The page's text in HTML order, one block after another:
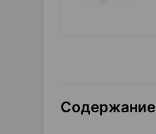
Содержание